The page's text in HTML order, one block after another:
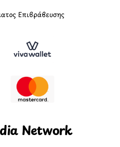
Επιβράβευσης
Network